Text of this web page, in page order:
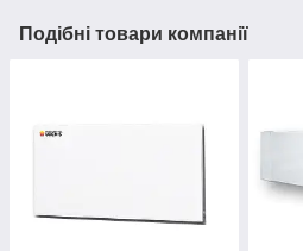
Подібні товари компанії